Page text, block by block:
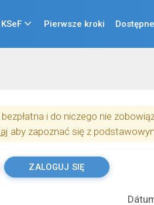
KSeF Pierwsze kroki
i do niczego nie
aby zapoznać się z
ZALOGUJ SIĘ